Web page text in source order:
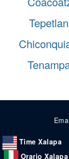
Tepetlan
Time Xalapa
Orario Xalapa